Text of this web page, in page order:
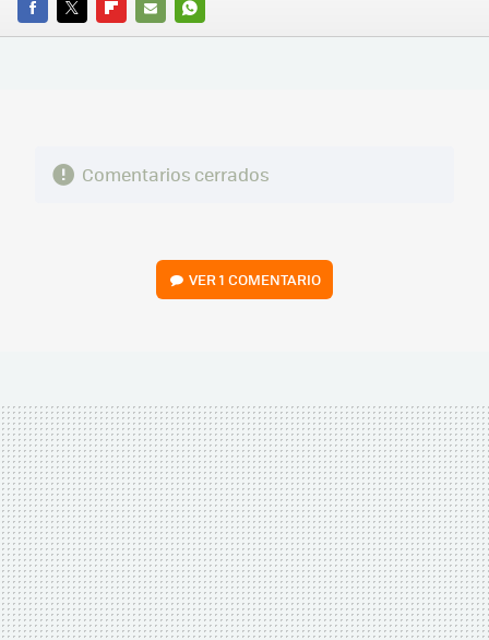
FACEBOOK
TWITTERFLIPBOARD
E-
WHATSAPP
Comentarios cerrados
VER1 COMENTARIO